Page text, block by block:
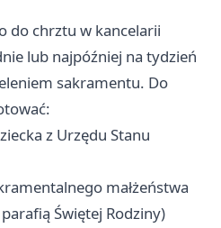
do chrztu w kancelarii
lub najpóźniej na tydzień
sakramentu. Do
z Urzędu Stanu
małżeństwa
Świętej Rodziny)